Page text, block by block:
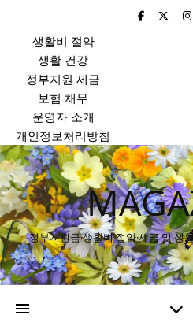
생활비 절약
생활 건강
정부지원 세금
보험 채무
운영자 소개
개인정보처리방침
정부지원금·생활비 절약·세금 및 생